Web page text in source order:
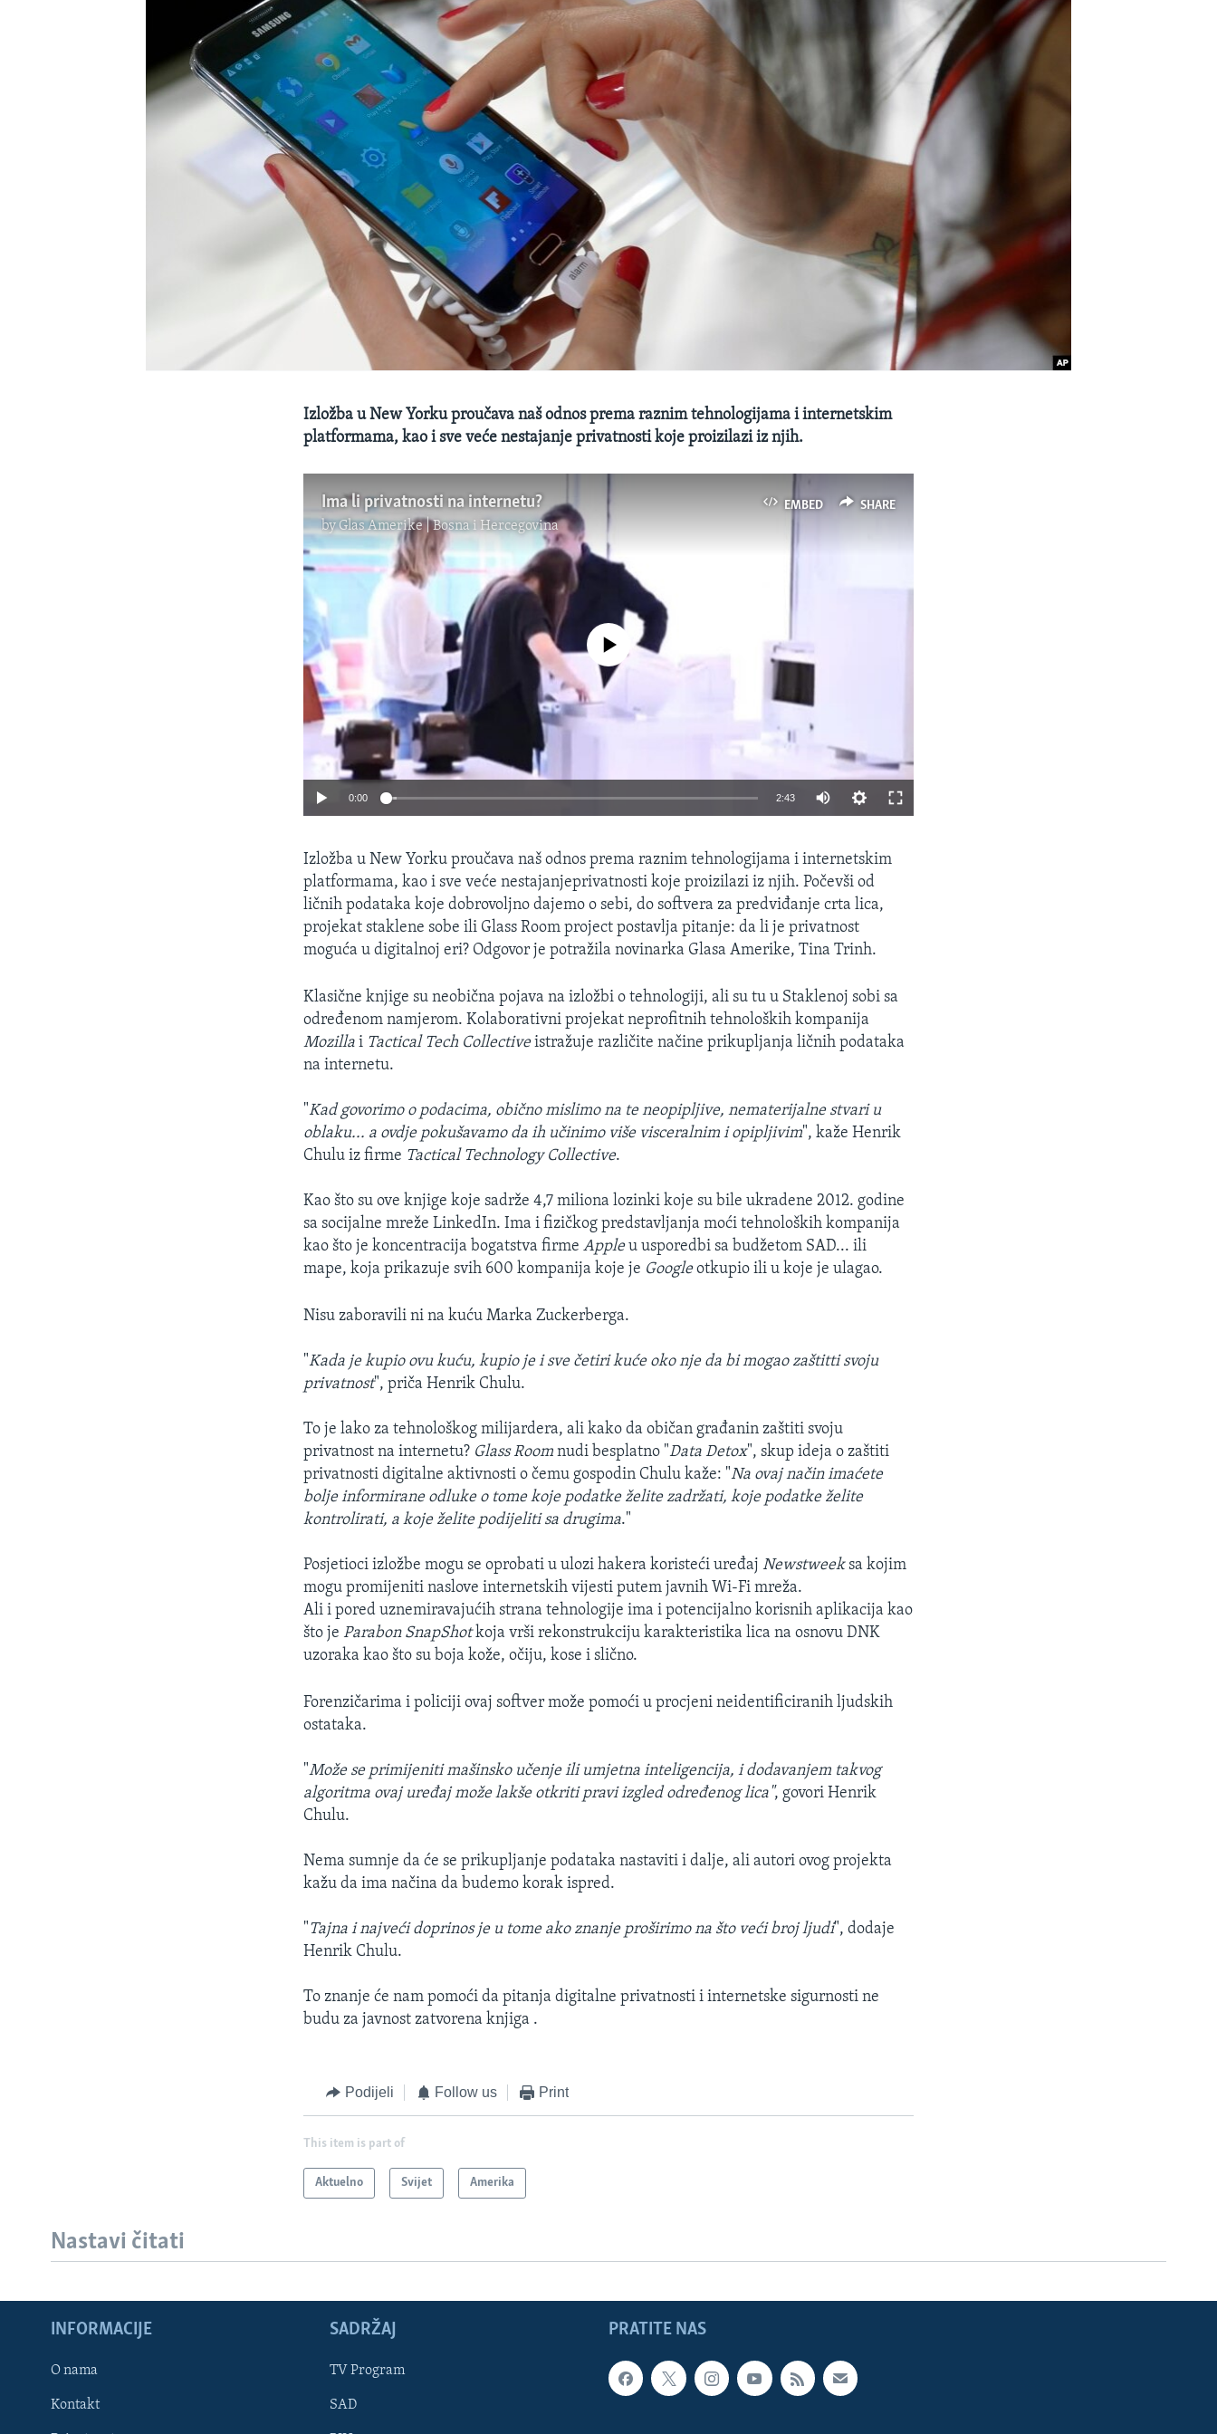
Learning English
Izložba u New Yorku proučava naš odnos prema raznim tehnologijama i internetskim
platformama, kao i sve veće nestajanje privatnosti koje proizilazi iz njih.
EMBED SHARE
Ima li privatnosti na internetu?
byGlas Amerike | Bosna i Hercegovina
No media source currently available
0:00 2:43
Izložba u New Yorku proučava naš odnos prema raznim tehnologijama i internetskim
platformama, kao i sve veće nestajanjeprivatnosti koje proizilazi iz njih. Počevši od
ličnih podataka koje dobrovoljno dajemo o sebi, do softvera za predviđanje crta lica,
projekat staklene sobe ili Glass Room project postavlja pitanje: da li je privatnost
moguća u digitalnoj eri? Odgovor je potražila novinarka Glasa Amerike, Tina Trinh.
Klasične knjige su neobična pojava na izložbi o tehnologiji, ali su tu u Staklenoj sobi sa
određenom namjerom. Kolaborativni projekat neprofitnih tehnoloških kompanija
Mozilla i Tactical Tech Collectiveistražuje različite načine prikupljanja ličnih podataka
na internetu.
"Kad govorimo o podacima, obično mislimo na te neopipljive, nematerijalne stvari u
oblaku... a ovdje pokušavamo da ih učinimo više visceralnim i opipljivim", kaže Henrik
Chulu iz firme Tactical Technology Collective.
Kao što su ove knjige koje sadrže 4,7 miliona lozinki koje su bile ukradene 2012. godine
sa socijalne mreže LinkedIn. Ima i fizičkog predstavljanja moći tehnoloških kompanija
kao što je koncentracija bogatstva firmeAppleu usporedbi sa budžetom SAD... ili
mape, koja prikazuje svih 600 kompanija koje je Googleotkupio ili u koje je ulagao.
Nisu zaboravili ni na kuću Marka Zuckerberga.
"Kada je kupio ovu kuću, kupio je i sve četiri kuće oko nje da bi mogao zaštitti svoju
privatnost", priča Henrik Chulu.
To je lako za tehnološkog milijardera, ali kako da običan građanin zaštiti svoju
privatnost na internetu? Glass Room nudi besplatno "Data Detox", skup ideja o zaštiti
privatnosti digitalne aktivnosti o čemu gospodin Chulu kaže: "Na ovaj način imaćete
bolje informirane odluke o tome koje podatke želite zadržati, koje podatke želite
kontrolirati, a koje želite podijeliti sa drugima."
Posjetioci izložbe mogu se oprobati u ulozi hakera koristeći uređajNewstweeksa kojim
mogu promijeniti naslove internetskih vijesti putem javnih Wi-Fi mreža.
Ali i pored uznemiravajućih strana tehnologije ima i potencijalno korisnih aplikacija kao
što jeParabon SnapShotkoja vrši rekonstrukciju karakteristika lica na osnovu DNK
uzoraka kao što su boja kože, očiju, kose i slično.
Forenzičarima i policiji ovaj softver može pomoći u procjeni neidentificiranih ljudskih
ostataka.
"Može se primijeniti mašinsko učenje ili umjetna inteligencija, i dodavanjem takvog
algoritma ovaj uređaj može lakše otkriti pravi izgled određenog lica", govori Henrik
Chulu.
Nema sumnje da će se prikupljanje podataka nastaviti i dalje, ali autori ovog projekta
kažu da ima načina da budemo korak ispred.
"Tajna i najveći doprinos je u tome ako znanje proširimo na što veći broj ljudi", dodaje
Henrik Chulu.
To znanje će nam pomoći da pitanja digitalne privatnosti i internetske sigurnosti ne
budu za javnost zatvorena knjiga .
Podijeli Follow us Print
This item is part of
Aktuelno Svijet Amerika
Nastavi čitati
PRATITE NAS
INFORMACIJE
O nama
Kontakt
SADRŽAJ
TV Program
SAD